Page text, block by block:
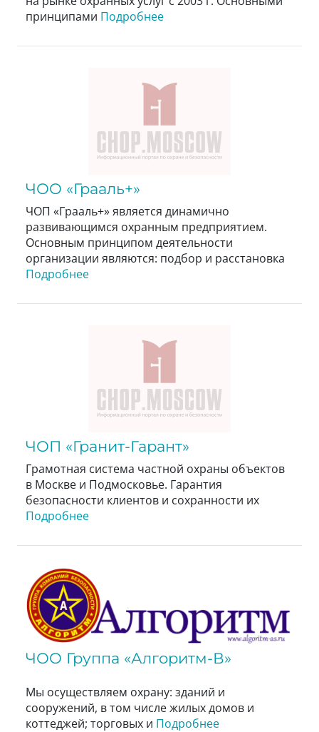
принципами Подробнее
ЧОО «Грааль+»
ЧОП «Грааль+» является динамично
развивающимся охранным предприятием.
Основным принципом деятельности
организации являются: подбор и расстановка
Подробнее
ЧОП «Гранит-Гарант»
Грамотная система частной охраны объектов
в Москве и Подмосковье. Гарантия
безопасности клиентов и сохранности их
Подробнее
ЧОО Группа «Алгоритм-В»
Мы осуществляем охрану: зданий и
сооружений, в том числе жилых домов и
коттеджей; торговых и Подробнее